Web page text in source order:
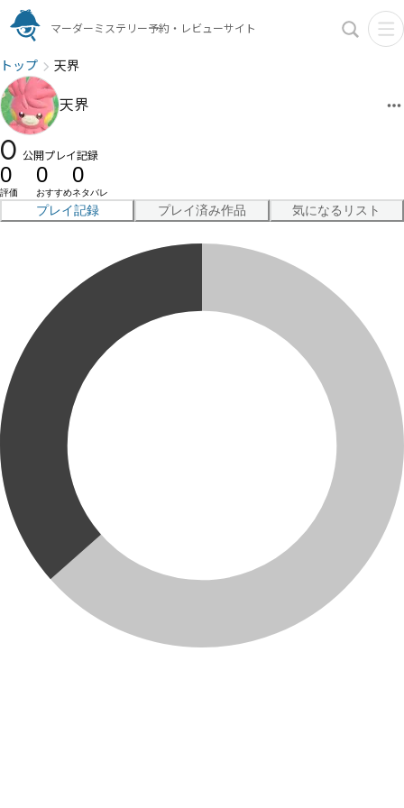
マーダーミステリー予約・レビューサイト
トップ 天界
天界
0 公開プレイ記録
0
評価
0
おすすめ
0
ネタバレ
プレイ記録 プレイ済み作品 気になるリスト